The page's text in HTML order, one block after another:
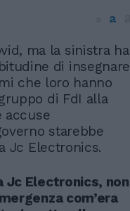
a
ma la sinistra ha
di insegnare
che loro hanno
di FdI alla
accuse
starebbe
Jc Electronics.
Jc Electronics, non
com’era